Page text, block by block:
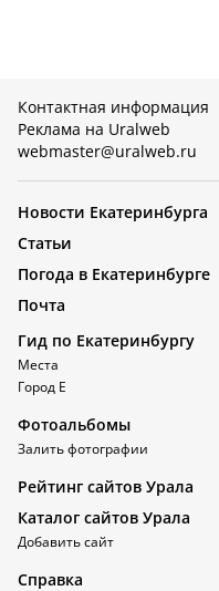
Контактная информация
Реклама на Uralweb
webmaster@uralweb.ru
Новости Екатеринбурга
Статьи
Погода в Екатеринбурге
Почта
Гид по Екатеринбургу
Места
Город Е
Фотоальбомы
Залить фотографии
Рейтинг сайтов Урала
Каталог сайтов Урала
Добавить сайт
Справка